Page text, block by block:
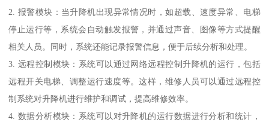
2. 报警模块：当升降机出现异常情况时，如超载、速度异常、电梯
停止运行等，系统会自动触发报警，并通过声音、图像等方式提醒
相关人员。同时，系统还能记录报警信息，便于后续分析和处理。
3. 远程控制模块：系统可以通过网络远程控制升降机的运行，包括
远程开关电梯、调整运行速度等。这样，维修人员可以通过远程控
制系统对升降机进行维护和调试，提高维修效率。
4. 数据分析模块：系统可以对升降机的运行数据进行分析和统计，